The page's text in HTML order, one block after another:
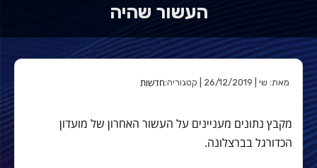
העשור שהיה
מאת: שי | 26/12/2019 | קטגוריה: חדשות
מקבץ נתונים מעניינים על העשור האחרון של מועדון
הכדורגל בברצלונה.